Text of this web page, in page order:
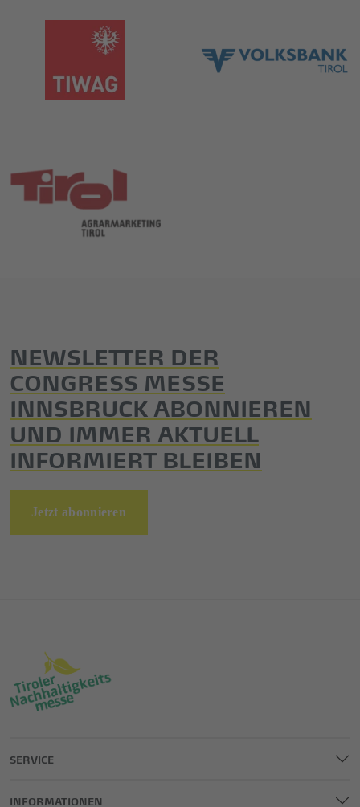
NEWSLETTER DER
CONGRESS MESSE
INNSBRUCK ABONNIEREN
UND IMMER AKTUELL
INFORMIERT BLEIBEN
Jetzt abonnieren
SERVICE
INFORMATIONEN